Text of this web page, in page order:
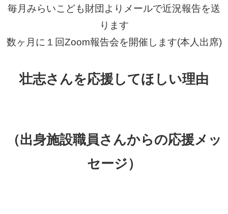
毎月みらいこども財団よりメールで近況報告を送
ります
数ヶ月に１回Zoom報告会を開催します(本人出席)
壮志さんを応援してほしい理由
（出身施設職員さんからの応援メッ
セージ）